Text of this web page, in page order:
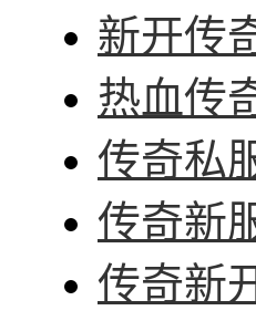
新开传
热血传
传奇私
传奇新
传奇新